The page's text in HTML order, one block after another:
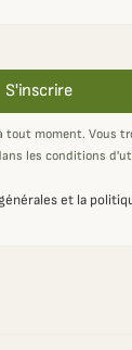
S'inscrire
tout moment. Vous
les conditions
et la